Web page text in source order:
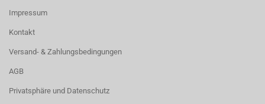
Impressum
Kontakt
Versand- & Zahlungsbedingungen
AGB
Privatsphäre und Datenschutz